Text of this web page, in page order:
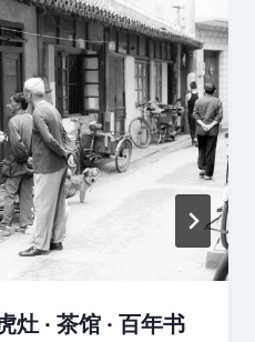
· 茶馆 · 百年书